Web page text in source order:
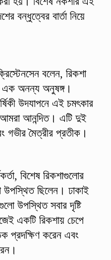
বন্ধুত্বের বার্তা নিয়ে
বলেন, রিকশা
এক অনন্য অনুষঙ্গ।
উদযাপনে এই চমৎকার
আনন্দিত। এটি দুই
গভীর মৈত্রীর প্রতীক।
বিশেষ রিকশাগুলোর
উপস্থিত ছিলেন। ঢাকাই
উপস্থিত সবার দৃষ্টি
একটি রিকশায় চেপে
প্রদক্ষিণ করেন এবং